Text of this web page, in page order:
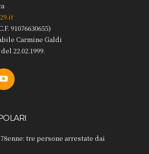
91076630655)
Carmine Galdi
22.02.1999.
tre persone arrestate dai